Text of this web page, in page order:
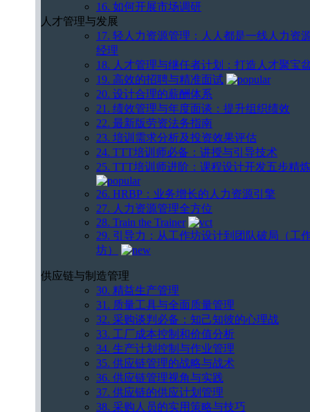
16. 如何开展市场调研
人才管理与发展
17. 轻人力资源管理：人人都是一线人力资
经理
18. 人才管理与继任者计划：打造人才聚宝
19. 高效的招聘与精准面试
20. 设计合理的薪酬体系
21. 绩效管理与年度面谈：提升组织绩效
22. 最新版劳资法务指南
23. 培训需求分析及投资效果评估
24. TTT培训师必备：讲授与引导技术
25. TTT培训师进阶：课程设计开发五步精炼
26. HRBP：业务增长的人力资源引擎
27. 人力资源管理全方位
28. Train the Trainer
29. 引导力：从工作坊设计到团队破局（工
坊）
供应链与制造管理
30. 精益生产管理
31. 质量工具与全面质量管理
32. 采购谈判必备：知己知彼的心理战
33. 工厂成本控制和价值分析
34. 生产计划控制与作业管理
35. 供应链管理的战略与战术
36. 供应链管理视角与实践
37. 供应链的供应计划管理
38. 采购人员的实用策略与技巧